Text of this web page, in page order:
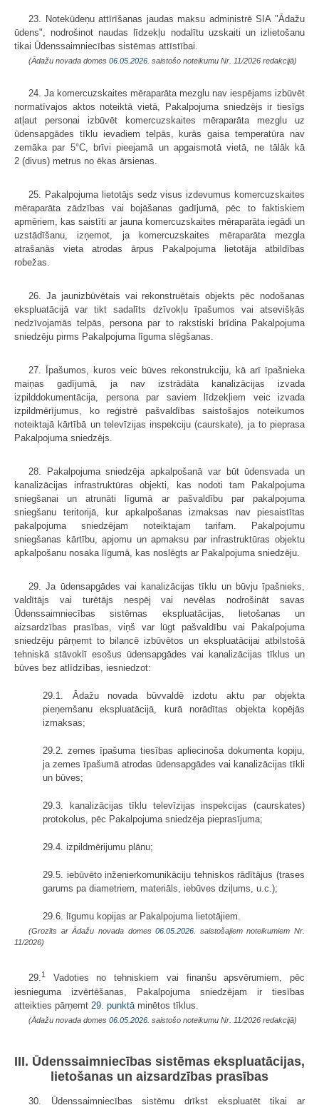
23. Notekūdeņu attīrīšanas jaudas maksu administrē SIA "Ādažu
ūdens", nodrošinot naudas līdzekļu nodalītu uzskaiti un izlietošanu
tikai Ūdenssaimniecības sistēmas attīstībai.
(Ādažu novada domes 06.05.2026. saistošo noteikumu Nr. 11/2026 redakcijā)
24. Ja komercuzskaites mēraparāta mezglu nav iespējams izbūvēt
normatīvajos aktos noteiktā vietā, Pakalpojuma sniedzējs ir tiesīgs
atļaut personai izbūvēt komercuzskaites mēraparāta mezglu uz
ūdensapgādes tīklu ievadiem telpās, kurās gaisa temperatūra nav
zemāka par 5°C, brīvi pieejamā un apgaismotā vietā, ne tālāk kā
2 (divus) metrus no ēkas ārsienas.
25. Pakalpojuma lietotājs sedz visus izdevumus komercuzskaites
mēraparāta zādzības vai bojāšanas gadījumā, pēc to faktiskiem
apmēriem, kas saistīti ar jauna komercuzskaites mēraparāta iegādi un
uzstādīšanu, izņemot, ja komercuzskaites mēraparāta mezgla
atrašanās vieta atrodas ārpus Pakalpojuma lietotāja atbildības
robežas.
26. Ja jaunizbūvētais vai rekonstruētais objekts pēc nodošanas
ekspluatācijā var tikt sadalīts dzīvokļu īpašumos vai atsevišķās
nedzīvojamās telpās, persona par to rakstiski brīdina Pakalpojuma
sniedzēju pirms Pakalpojuma līguma slēgšanas.
27. Īpašumos, kuros veic būves rekonstrukciju, kā arī īpašnieka
maiņas gadījumā, ja nav izstrādāta kanalizācijas izvada
izpilddokumentācija, persona par saviem līdzekļiem veic izvada
izpildmērījumus, ko reģistrē pašvaldības saistošajos noteikumos
noteiktajā kārtībā un televīzijas inspekciju (caurskate), ja to pieprasa
Pakalpojuma sniedzējs.
28. Pakalpojuma sniedzēja apkalpošanā var būt ūdensvada un
kanalizācijas infrastruktūras objekti, kas nodoti tam Pakalpojuma
sniegšanai un atrunāti līgumā ar pašvaldību par pakalpojuma
sniegšanu teritorijā, kur apkalpošanas izmaksas nav piesaistītas
pakalpojuma sniedzējam noteiktajam tarifam. Pakalpojumu
sniegšanas kārtību, apjomu un apmaksu par infrastruktūras objektu
apkalpošanu nosaka līgumā, kas noslēgts ar Pakalpojuma sniedzēju.
29. Ja ūdensapgādes vai kanalizācijas tīklu un būvju īpašnieks,
valdītājs vai turētājs nespēj vai nevēlas nodrošināt savas
Ūdenssaimniecības sistēmas ekspluatācijas, lietošanas un
aizsardzības prasības, viņš var lūgt pašvaldību vai Pakalpojuma
sniedzēju pārņemt to bilancē izbūvētos un ekspluatācijai atbilstošā
tehniskā stāvoklī esošus ūdensapgādes vai kanalizācijas tīklus un
būves bez atlīdzības, iesniedzot:
29.1. Ādažu novada būvvaldē izdotu aktu par objekta
pieņemšanu ekspluatācijā, kurā norādītas objekta kopējās
izmaksas;
29.2. zemes īpašuma tiesības apliecinoša dokumenta kopiju,
ja zemes īpašumā atrodas ūdensapgādes vai kanalizācijas tīkli
un būves;
29.3. kanalizācijas tīklu televīzijas inspekcijas (caurskates)
protokolus, pēc Pakalpojuma sniedzēja pieprasījuma;
29.4. izpildmērijumu plānu;
29.5. iebūvēto inženierkomunikāciju tehniskos rādītājus (trases
garums pa diametriem, materiāls, iebūves dziļums, u.c.);
29.6. līgumu kopijas ar Pakalpojuma lietotājiem.
(Grozīts ar Ādažu novada domes06.05.2026.
saistošajiem noteikumiem Nr.
11/2026)
29.1
Vadoties no tehniskiem vai finanšu apsvērumiem, pēc
iesnieguma izvērtēšanas, Pakalpojuma sniedzējam ir tiesības
atteikties pārņemt 29. punktā minētos tīklus.
(Ādažu novada domes 06.05.2026. saistošo noteikumu Nr. 11/2026 redakcijā)
III. Ūdenssaimniecības sistēmas ekspluatācijas,
lietošanas un aizsardzības prasības
30. Ūdenssaimniecības sistēmu drīkst ekspluatēt tikai ar